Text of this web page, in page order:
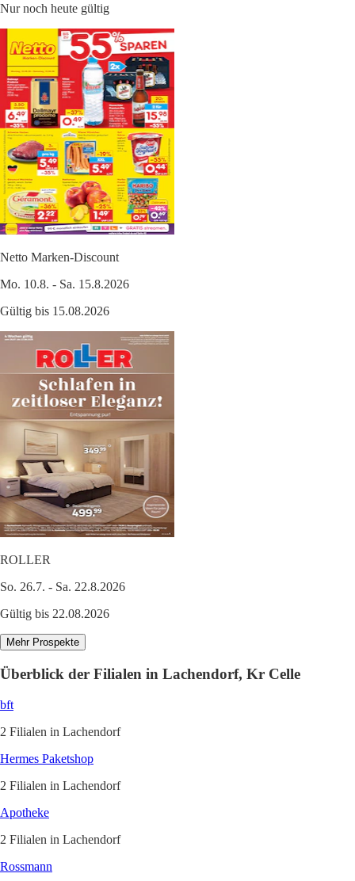
Nur noch heute gültig
Netto Marken-Discount
Mo. 10.8. - Sa. 15.8.2026
Gültig bis 15.08.2026
ROLLER
So. 26.7. - Sa. 22.8.2026
Gültig bis 22.08.2026
Mehr Prospekte
Überblick der Filialen in Lachendorf, Kr Celle
bft
2 Filialen in Lachendorf
Hermes Paketshop
2 Filialen in Lachendorf
Apotheke
2 Filialen in Lachendorf
Rossmann